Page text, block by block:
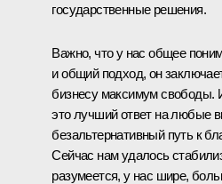
государственные решения.
Важно, что у нас общее
и общий подход, он
бизнесу максимум свободы.
это лучший ответ на любые
безальтернативный путь к
Сейчас нам удалось
разумеется, у нас шире,